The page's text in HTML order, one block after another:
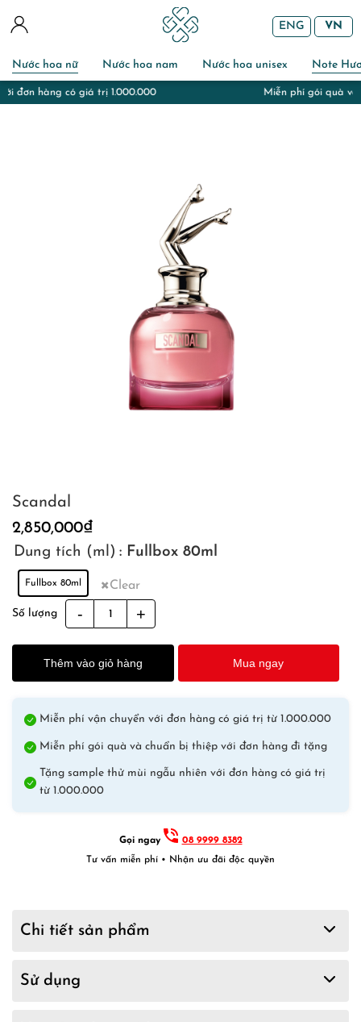
Nước hoa nữ Nước hoa nam Nước hoa unisex Note
ENG VN
Miễn phí gói quà và chuẩn bị thiệp với đơn hàng đi tặng
Scandal
2,850,000₫
Dung tích (ml) : Fullbox 80ml
Fullbox 80ml Clear
Số lượng
Scandal
quantity
Thêm vào giỏ hàng Mua ngay
Miễn phí vận chuyển với đơn hàng có giá trị từ 1.000.000
Miễn phí gói quà và chuẩn bị thiệp với đơn hàng đi tặng
Tặng sample thử mùi ngẫu nhiên với đơn hàng có giá trị
từ 1.000.000
Gọi ngay
08 9999 8382
Tư vấn miễn phí • Nhận ưu đãi độc quyền
Chi tiết sản phẩm
Sử dụng